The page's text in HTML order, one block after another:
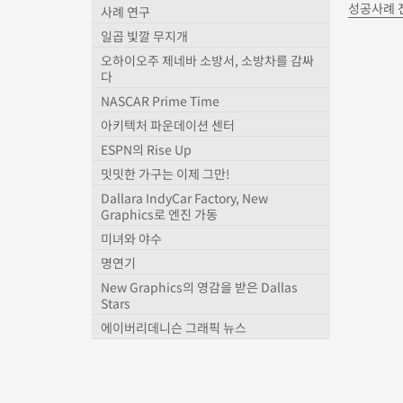
성공사례
사례 연구
일곱 빛깔 무지개
오하이오주 제네바 소방서, 소방차를 감싸
다
NASCAR Prime Time
아키텍처 파운데이션 센터
ESPN의 Rise Up
밋밋한 가구는 이제 그만!
Dallara IndyCar Factory, New
Graphics로 엔진 가동
미녀와 야수
명연기
New Graphics의 영감을 받은 Dallas
Stars
에이버리데니슨 그래픽 뉴스